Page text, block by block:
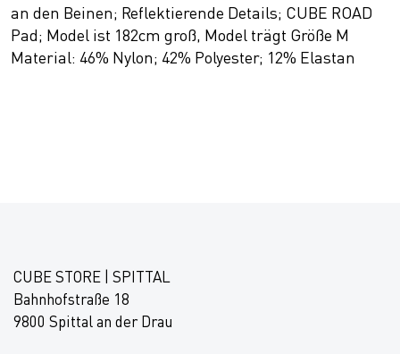
an den Beinen; Reflektierende Details; CUBE ROAD
Pad; Model ist 182cm groß, Model trägt Größe M
Material: 46% Nylon; 42% Polyester; 12% Elastan
CUBE STORE | SPITTAL
Bahnhofstraße 18
9800 Spittal an der Drau